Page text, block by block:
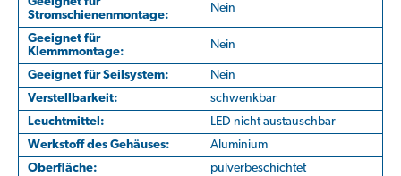
Stromschienenmontage:
Nein
Geeignet für
Klemmmontage:
Nein
Geeignet für Seilsystem:
Nein
Verstellbarkeit:
schwenkbar
Leuchtmittel:
LED nicht austauschbar
Werkstoff des Gehäuses:
Aluminium
Oberfläche:
pulverbeschichtet